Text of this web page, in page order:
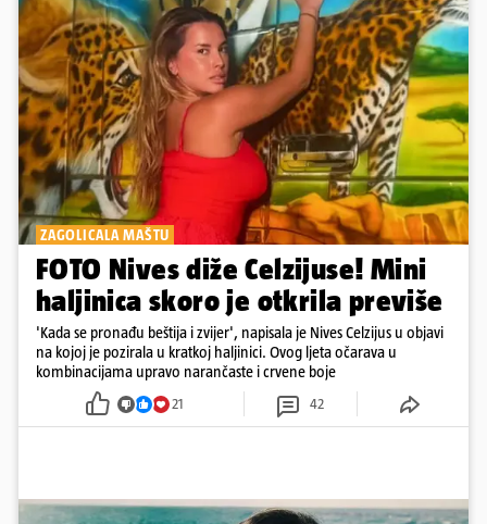
ZAGOLICALA MAŠTU
FOTO Nives diže Celzijuse! Mini
haljinica skoro je otkrila previše
'Kada se pronađu beštija i zvijer', napisala je Nives Celzijus u objavi
na kojoj je pozirala u kratkoj haljinici. Ovog ljeta očarava u
kombinacijama upravo narančaste i crvene boje
21 42